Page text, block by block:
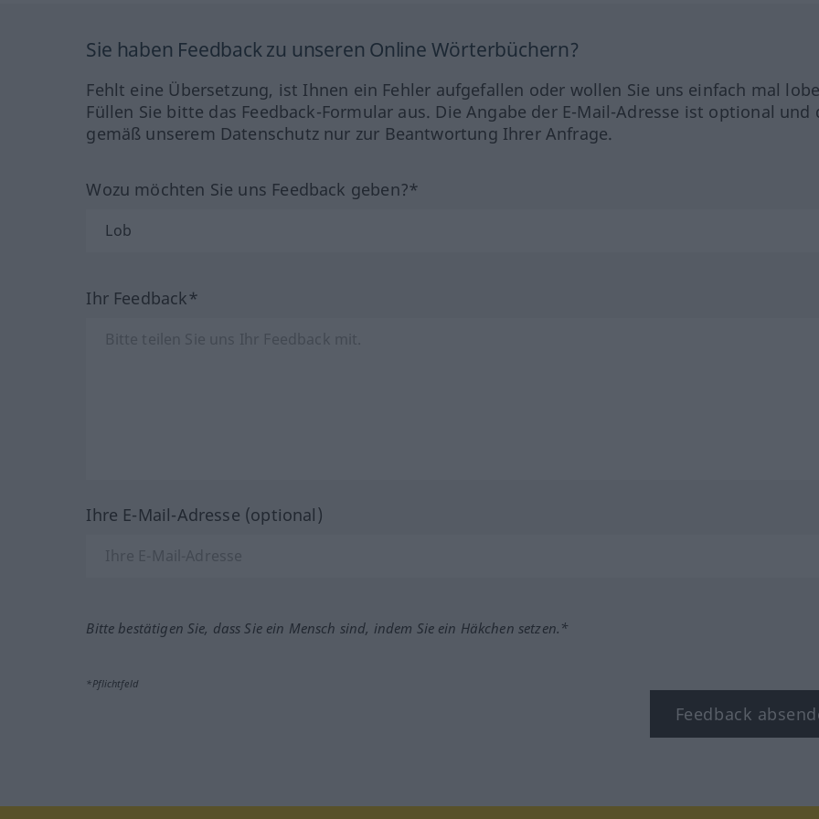
Sie haben Feedback zu unseren Online Wörterbüchern?
Fehlt eine Übersetzung, ist Ihnen ein Fehler aufgefallen oder wollen Sie uns einfach mal
Füllen Sie bitte das Feedback-Formular aus. Die Angabe der E-Mail-Adresse ist optional und
gemäß unserem Datenschutz nur zur Beantwortung Ihrer Anfrage.
Wozu möchten Sie uns Feedback geben?*
Ihr Feedback*
Ihre E-Mail-Adresse (optional)
Bitte bestätigen Sie, dass Sie ein Mensch sind, indem Sie ein Häkchen setzen.*
*Pflichtfeld
Feedback